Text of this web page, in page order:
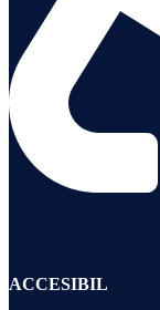
ACCESIBIL